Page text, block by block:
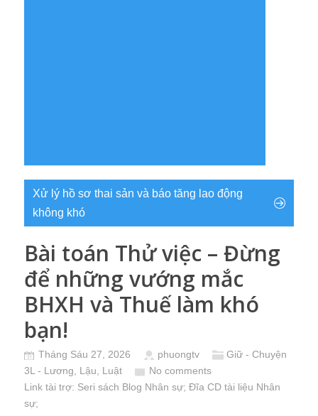
Xử lý hồ sơ thai sản và báo tăng lao động
không khó
Bài toán Thử việc – Đừng
để những vướng mắc
BHXH và Thuế làm khó
bạn!
Tháng Sáu 27, 2026 phuongtv
Giữ - Chuyện
3L - Lương, Lậu, Luật
No comments
Link tài trợ: Seri sách Blog Nhân sự; Đĩa CD tài liệu Nhân
sự;